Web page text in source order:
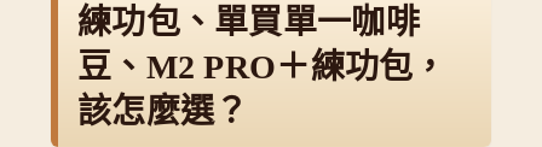
練功包、單買單一咖啡
豆、M2 PRO＋練功包，
該怎麼選？